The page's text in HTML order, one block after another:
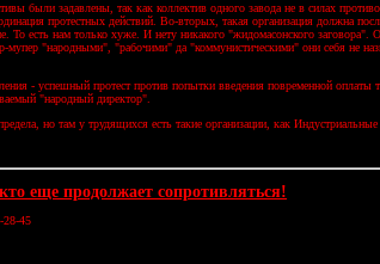
задавлены, так как коллектив одного завода не в силах
протестных действий. Во-вторых, такая организация должна
есть нам только хуже. И нету никакого "жидомасонского заговора".
"народными", "рабочими" да "коммунистическими" они себя не
- успешный протест против попытки введения повременной
"народный директор".
но там у трудящихся есть такие организации, как
еще продолжает сопротивляться!
28-45